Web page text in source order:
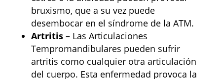
bruxismo, que a su vez puede
desembocar en el síndrome de la ATM.
Artritis – Las Articulaciones
Tempromandibulares pueden sufrir
artritis como cualquier otra articulación
del cuerpo. Esta enfermedad provoca la